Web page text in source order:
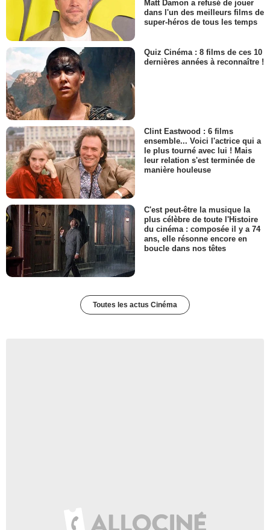
Matt Damon a refusé de jouer
dans l'un des meilleurs films de
super-héros de tous les temps
Quiz Cinéma : 8 films de ces 10
dernières années à reconnaître !
Clint Eastwood : 6 films
ensemble... Voici l'actrice qui a
le plus tourné avec lui ! Mais
leur relation s'est terminée de
manière houleuse
C'est peut-être la musique la
plus célèbre de toute l'Histoire
du cinéma : composée il y a 74
ans, elle résonne encore en
boucle dans nos têtes
Toutes les actus Cinéma